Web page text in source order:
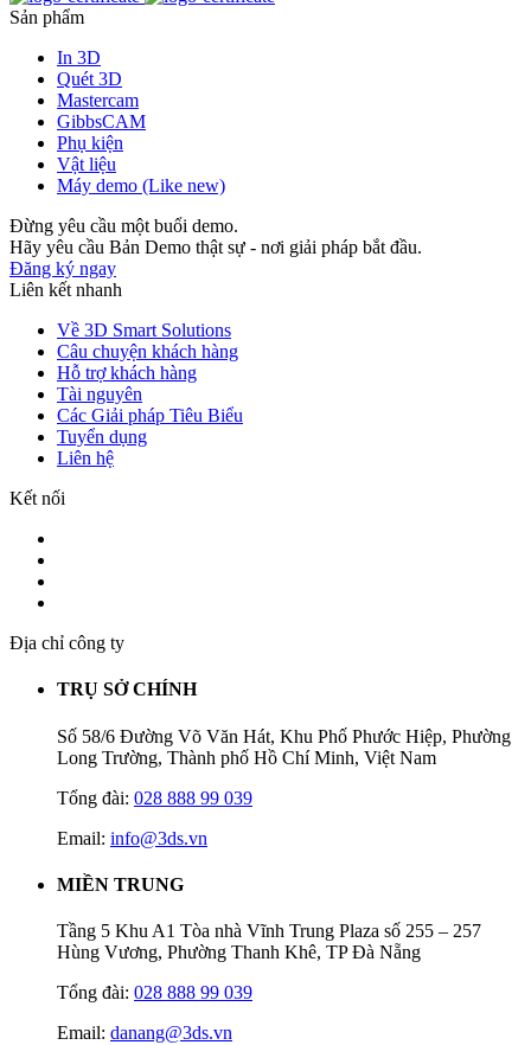
Sản phẩm
In 3D
Quét 3D
Mastercam
GibbsCAM
Phụ kiện
Vật liệu
Máy demo (Like new)
Đừng yêu cầu một buổi demo.
Hãy yêu cầu Bản Demo thật sự - nơi giải pháp bắt đầu.
Đăng ký ngay
Liên kết nhanh
Về 3D Smart Solutions
Câu chuyện khách hàng
Hỗ trợ khách hàng
Tài nguyên
Các Giải pháp Tiêu Biểu
Tuyển dụng
Liên hệ
Kết nối
Địa chỉ công ty
TRỤ SỞ CHÍNH
Số 58/6 Đường Võ Văn Hát, Khu Phố Phước Hiệp, Phường
Long Trường, Thành phố Hồ Chí Minh, Việt Nam
Tổng đài: 028 888 99 039
Email: info@3ds.vn
MIỀN TRUNG
Tầng 5 Khu A1 Tòa nhà Vĩnh Trung Plaza số 255 – 257
Hùng Vương, Phường Thanh Khê, TP Đà Nẵng
Tổng đài: 028 888 99 039
Email: danang@3ds.vn